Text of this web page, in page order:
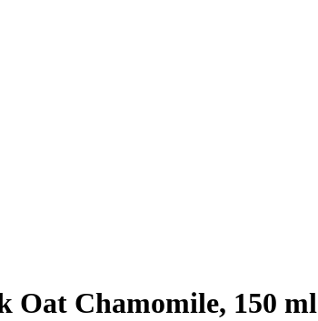
Oat Chamomile, 150 ml